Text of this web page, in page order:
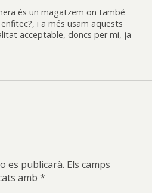
és un magatzem on també
i a més usam aquests
acceptable, doncs per mi, ja
es publicarà. Els camps
amb *